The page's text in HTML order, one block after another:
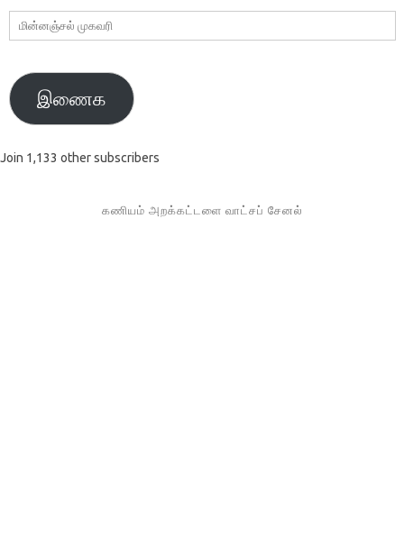
மின்னஞ்சல்
முகவரி
இணைக
Join 1,133 other subscribers
கணியம் அறக்கட்டளை வாட்சப் சேனல்